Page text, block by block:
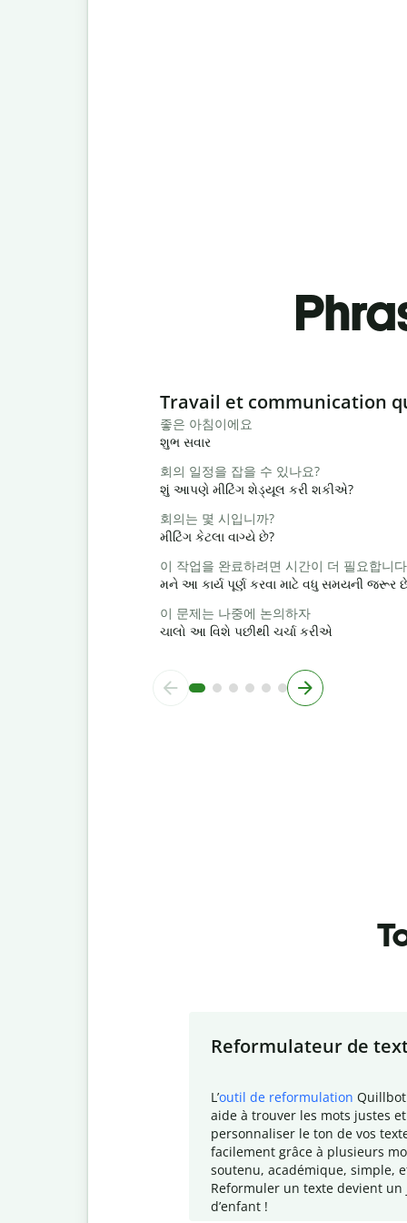
Slide 1 of 6
Travail et communication
좋은 아침이에요
શુભ સવાર
회의 일정을 잡을 수 있나요?
શું આપણે મીટિંગ શેડ્યૂલ કરી શકીએ?
회의는 몇 시입니까?
મીટિંગ કેટલા વાગ્યે છે?
이 작업을 완료하려면 시간이 더 필요합니
મને આ કાર્ય પૂર્ણ કરવા માટે વધુ સમયની જરૂર
이 문제는 나중에 논의하자
ચાલો આ વિશે પછીથી ચર્ચા કરીએ
Reformulateur de
L ’outil de reformulation
aide à trouver les mots justes
personnaliser le ton de vos
facilement grâce à plusieurs
soutenu, académique, simple,
Reformuler un texte devient un
d’enfant !